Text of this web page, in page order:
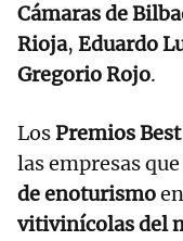
Cámaras de
Rioja, Eduardo
Gregorio Rojo.
LosPremios
las empresas
de enoturismo
vitivinícolas del